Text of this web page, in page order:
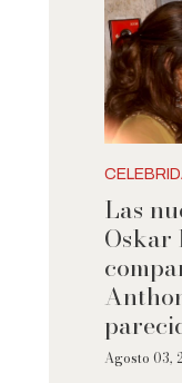
Las
Oskar
Agosto 03,